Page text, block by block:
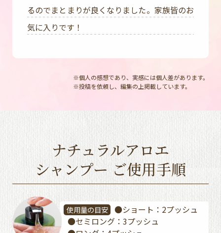
るのでまとまりが良くなりました。家族皆のお
気に入りです！
※個人の感想であり、実感には個人差があります。
※投稿を依頼し、編集の上掲載しています。
ナチュラルアロエ
シャンプー ご使用手順
使用量の目安
●ショート：2プッシュ
●セミロング：3プッシュ